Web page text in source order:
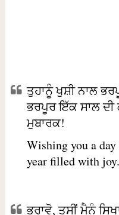
ਤੁਹਾਨੂੰ ਖੁਸ਼ੀ ਨਾਲ
ਭਰਪੂਰ ਇੱਕ ਸਾਲ ਦੀ
ਮੁਬਾਰਕ!
Wishing you a
year filled with
ਭਰਾਵੋ, ਤੁਸੀਂ ਮੈਨੂੰ